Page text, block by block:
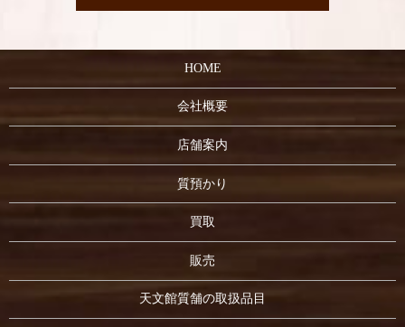
HOME
会社概要
店舗案内
質預かり
買取
販売
天文館質舗の取扱品目